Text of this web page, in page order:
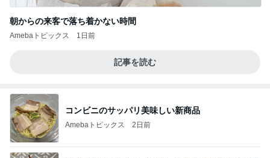
朝からの来客で落ち着かない時間
Amebaトピックス 1日前
記事を読む
コンビニのサッパリ美味しい新商品
Amebaトピックス 2日前